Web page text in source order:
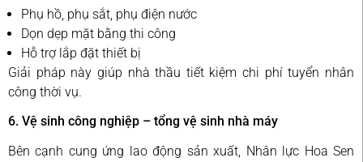
Phụ hồ, phụ sắt, phụ điện nước
Dọn dẹp mặt bằng thi công
Hỗ trợ lắp đặt thiết bị
Giải pháp này giúp nhà thầu tiết kiệm chi phí tuyển nhân
công thời vụ.
6. Vệ sinh công nghiệp – tổng vệ sinh nhà máy
Bên cạnh cung ứng lao động sản xuất, Nhân lực Hoa Sen